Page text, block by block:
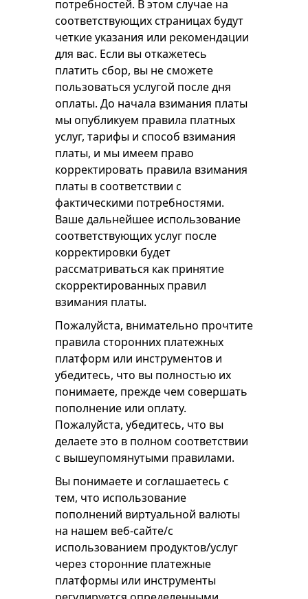
потребностей. В этом случае на
соответствующих страницах будут
четкие указания или рекомендации
для вас. Если вы откажетесь
платить сбор, вы не сможете
пользоваться услугой после дня
оплаты. До начала взимания платы
мы опубликуем правила платных
услуг, тарифы и способ взимания
платы, и мы имеем право
корректировать правила взимания
платы в соответствии с
фактическими потребностями.
Ваше дальнейшее использование
соответствующих услуг после
корректировки будет
рассматриваться как принятие
скорректированных правил
взимания платы.
Пожалуйста, внимательно прочтите
правила сторонних платежных
платформ или инструментов и
убедитесь, что вы полностью их
понимаете, прежде чем совершать
пополнение или оплату.
Пожалуйста, убедитесь, что вы
делаете это в полном соответствии
с вышеупомянутыми правилами.
Вы понимаете и соглашаетесь с
тем, что использование
пополнений виртуальной валюты
на нашем веб-сайте/с
использованием продуктов/услуг
через сторонние платежные
платформы или инструменты